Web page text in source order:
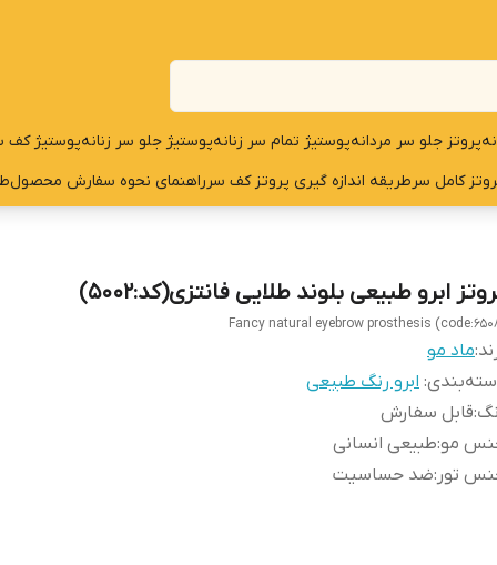
پروتز جلو سر مردانهپوستیژ تمام سر زنانهپوستیژ جلو سر زنانهپوستیژ کف
کامل سرطریقه اندازه گیری پروتز کف سرراهنمای نحوه سفارش محصول
ابرو طبیعی بلوند طلایی فانتزی(کد:5002)
Fancy natural eyebrow prosthesis
ماد مو
: ابرو رنگ طبیعی
:قابل سفارش
مو:طبیعی انسانی
تور :ضد حساسیت